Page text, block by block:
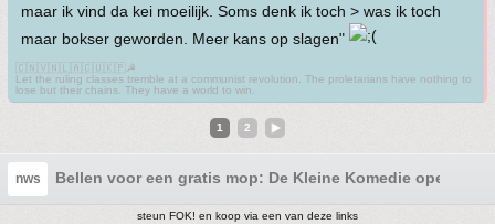
maar ik vind da kei moeilijk. Soms denk ik toch > was ik toch
maar bokser geworden. Meer kans op slagen"
🇨🇳🇻🇳🇱🇦🇨🇺🇰🇵☭
Let the ruling classes tremble at a communist revolution. The proletarians have nothing to
lose but their chains. They have a world to win.
1 2
nws Bellen voor een gratis mop: De Kleine Komedie opent de
steun FOK! en koop via een van deze links